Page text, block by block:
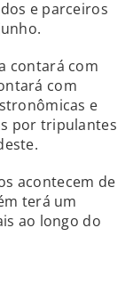
e parceiros
contará com
com
e
por tripulantes
acontecem de
terá um
ao longo do